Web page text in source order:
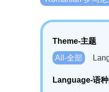
Theme-主题
All-全部
Language-语种